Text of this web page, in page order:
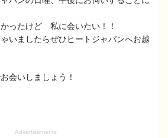
ったけど 私に会いたい！！
いましたらぜひヒートジャパンへお越
会いしましょう！
Advertisements